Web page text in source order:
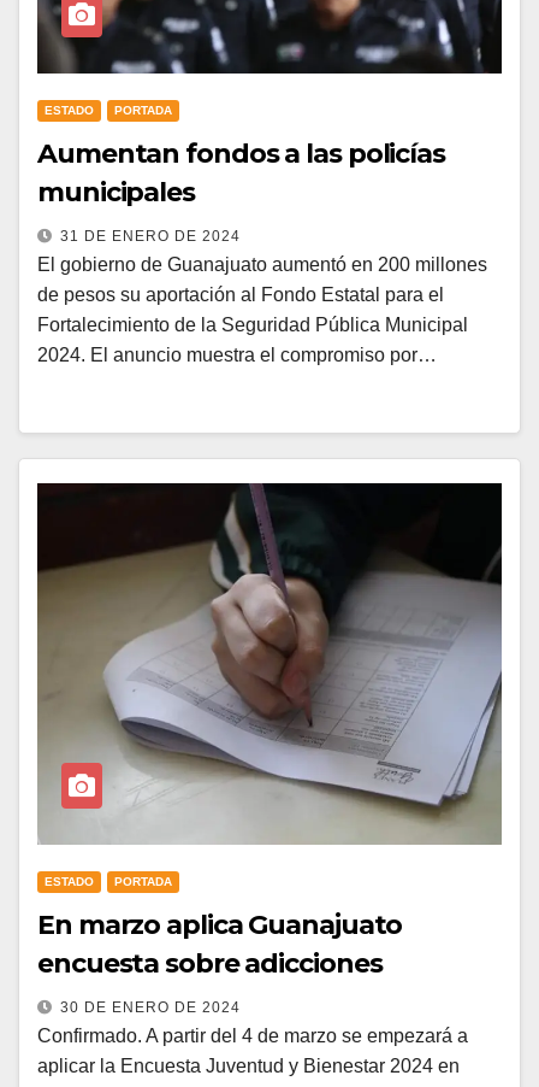
ESTADO PORTADA
Aumentan fondos a las policías
municipales
31 DE ENERO DE 2024
El gobierno de Guanajuato aumentó en 200 millones
de pesos su aportación al Fondo Estatal para el
Fortalecimiento de la Seguridad Pública Municipal
2024. El anuncio muestra el compromiso por…
ESTADO PORTADA
En marzo aplica Guanajuato
encuesta sobre adicciones
30 DE ENERO DE 2024
Confirmado. A partir del 4 de marzo se empezará a
aplicar la Encuesta Juventud y Bienestar 2024 en